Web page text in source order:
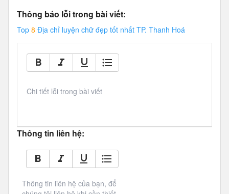
Thông báo lỗi trong bài viết:
Top 8 Địa chỉ luyện chữ đẹp tốt nhất TP. Thanh Hoá
Chi tiết lỗi trong bài viết
Thông tin liên hệ:
Thông tin liên hệ của bạn, để